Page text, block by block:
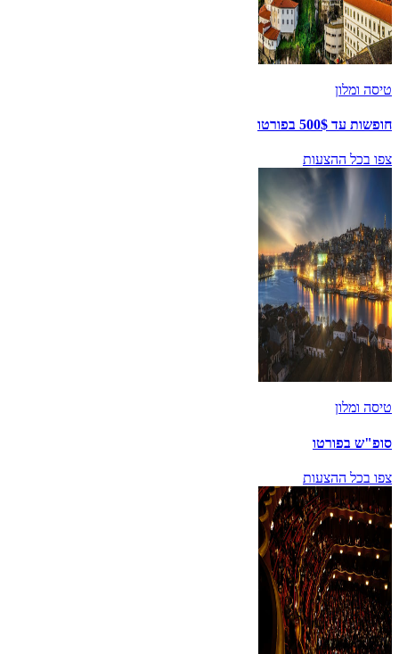
טיסה ומלון
חופשות עד 500$ בפורטו
צפו בכל ההצעות
טיסה ומלון
סופ"ש בפורטו
צפו בכל ההצעות